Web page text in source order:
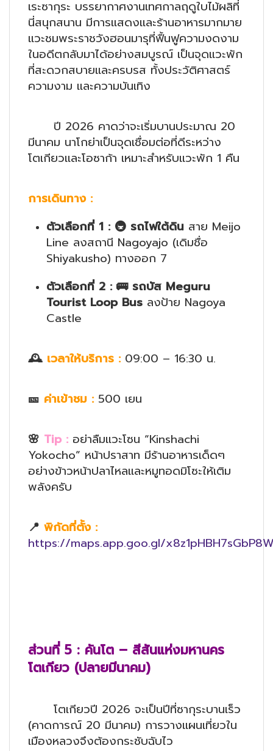
เระซากุระ บรรยากาศงานเทศกาลฤดูใบไม้ผลิที่
นี่สนุกสนาน มีการแสดงและร้านอาหารมากมาย
แวะชมพระราชวังฮอนมารุที่ฟื้นฟูความงดงาม
ในอดีตกลับมาได้อย่างสมบูรณ์ เป็นจุดแวะพัก
ที่สะดวกสบายและครบรส ทั้งประวัติศาสตร์
ความงาม และความบันเทิง
ปี 2026 คาดว่าจะเริ่มบานประมาณ 20
มีนาคม นาโกย่าเป็นจุดเชื่อมต่อที่ดีระหว่าง
โตเกียวและโอซาก้า เหมาะสำหรับแวะพัก 1 คืน
การเดินทาง :
ตัวเลือกที่ 1 : 🚇 รถไฟใต้ดิน สาย Meijo
Line ลงสถานี Nagoyajo (เดิมชื่อ
Shiyakusho) ทางออก 7
ตัวเลือกที่ 2 : 🚌รถบัส Meguru
Tourist Loop Bus ลงป้าย Nagoya
Castle
🕰️ เวลาให้บริการ : 09:00 – 16:30 น.
🎫 ค่าเข้าชม : 500 เยน
🌸 Tip : อย่าลืมแวะโซน “Kinshachi
Yokocho” หน้าปราสาท มีร้านอาหารเด็ดๆ
อย่างข้าวหน้าปลาไหลและหมูทอดมิโซะให้เติม
พลังครับ
📍 พิกัดที่ตั้ง :
https://maps.app.goo.gl/
ส่วนที่ 5 : คันโต – สีสันแห่งมหานคร
โตเกียว (ปลายมีนาคม)
โตเกียวปี 2026 จะเป็นปีที่ซากุระบานเร็ว
(คาดการณ์ 20 มีนาคม) การวางแผนเที่ยวใน
เมืองหลวงจึงต้องกระชับฉับไว